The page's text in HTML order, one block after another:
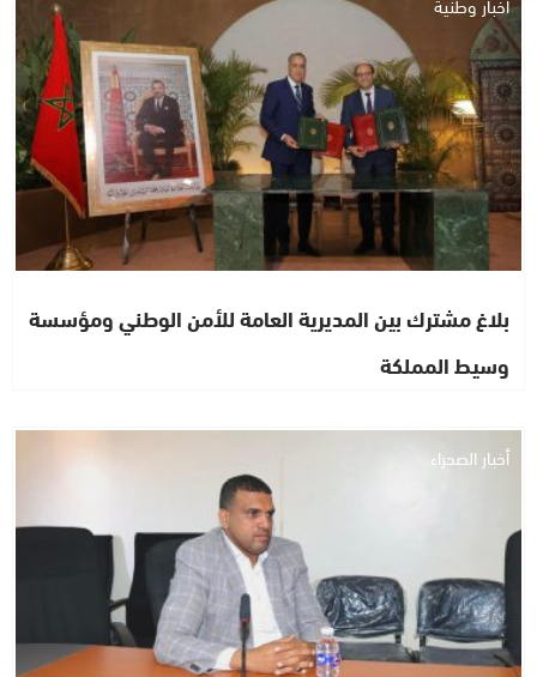
بلاغ مشترك بين المديرية العامة للأمن الوطني ومؤسسة
وسيط المملكة
أخبار الصحراء